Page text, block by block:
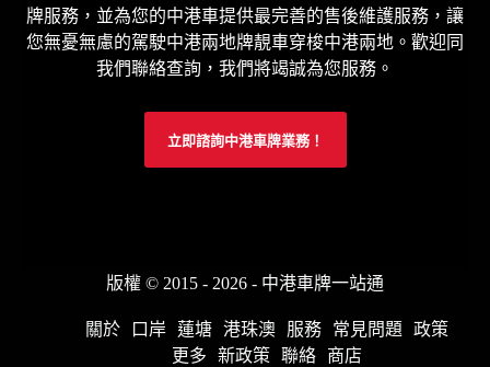
牌服務，並為您的中港車提供最完善的售後維護服務，讓
您無憂無慮的駕駛中港兩地牌靚車穿梭中港兩地。歡迎同
我們聯絡查詢，我們將竭誠為您服務。
立即諮詢中港車牌業務！
版權 © 2015 - 2026 - 中港車牌一站通
關於 口岸 蓮塘 港珠澳 服務 常見問題
政策
更多
新政策 聯絡 商店